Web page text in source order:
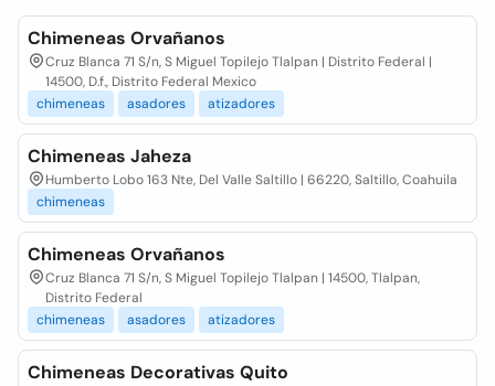
Chimeneas Orvañanos
Cruz Blanca 71 S/n, S Miguel Topilejo Tlalpan | Distrito Federal |
14500, D.f., Distrito Federal Mexico
chimeneas
asadores atizadores
Chimeneas Jaheza
Humberto Lobo 163 Nte, Del Valle Saltillo | 66220, Saltillo, Coahuila
chimeneas
Chimeneas Orvañanos
Cruz Blanca 71 S/n, S Miguel Topilejo Tlalpan | 14500, Tlalpan,
Distrito Federal
chimeneas
asadores atizadores
Chimeneas Decorativas Quito